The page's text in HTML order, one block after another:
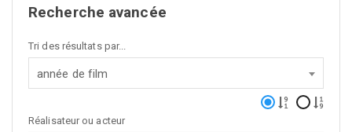
Recherche avancée
Tri des résultats par...
année de film
Réalisateur ou acteur